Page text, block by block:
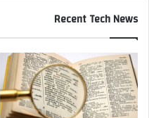
Recent Tech News